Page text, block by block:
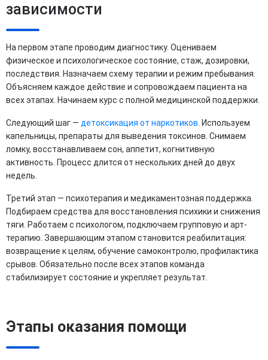
зависимости
На первом этапе проводим диагностику. Оцениваем
физическое и психологическое состояние, стаж, дозировки,
последствия. Назначаем схему терапии и режим пребывания.
Объясняем каждое действие и сопровождаем пациента на
всех этапах. Начинаем курс с полной медицинской поддержки.
Следующий шаг — детоксикация от наркотиков . Используем
капельницы, препараты для выведения токсинов. Снимаем
ломку, восстанавливаем сон, аппетит, когнитивную
активность. Процесс длится от нескольких дней до двух
недель.
Третий этап — психотерапия и медикаментозная поддержка.
Подбираем средства для восстановления психики и снижения
тяги. Работаем с психологом, подключаем групповую и арт-
терапию. Завершающим этапом становится реабилитация:
возвращение к целям, обучение самоконтролю, профилактика
срывов. Обязательно после всех этапов команда
стабилизирует состояние и укрепляет результат.
Этапы оказания помощи